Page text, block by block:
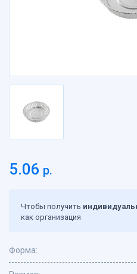
Пакеты с петлевой ручкой
Пакеты с прорубной ручкой
Перчатки
Пленка
Подарочная упаковка,
Посуда картонная
Посуда литьевая
Посуда одноразовая в
Сетка овощная
Средства индивидуальной
Стрейпинг-лента, скобы
5.06 р.
Чтобы получить
как организация
Форма: